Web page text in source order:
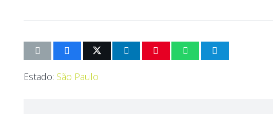
Estado: São Paulo